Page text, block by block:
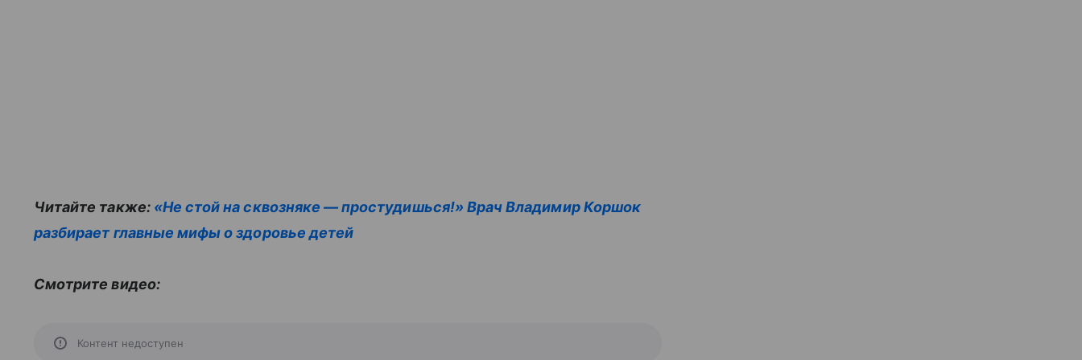
Читайте также: «Не стой на сквозняке — простудишься!» Врач Владимир Коршок
разбирает главные мифы о здоровье детей
Смотрите видео:
Контент недоступен